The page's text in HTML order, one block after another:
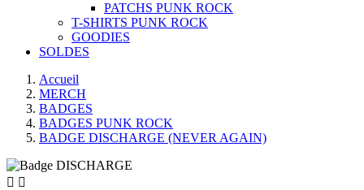
PATCHS PUNK ROCK
T-SHIRTS PUNK ROCK
GOODIES
SOLDES
Accueil
MERCH
BADGES
BADGES PUNK ROCK
BADGE DISCHARGE (NEVER AGAIN)
 